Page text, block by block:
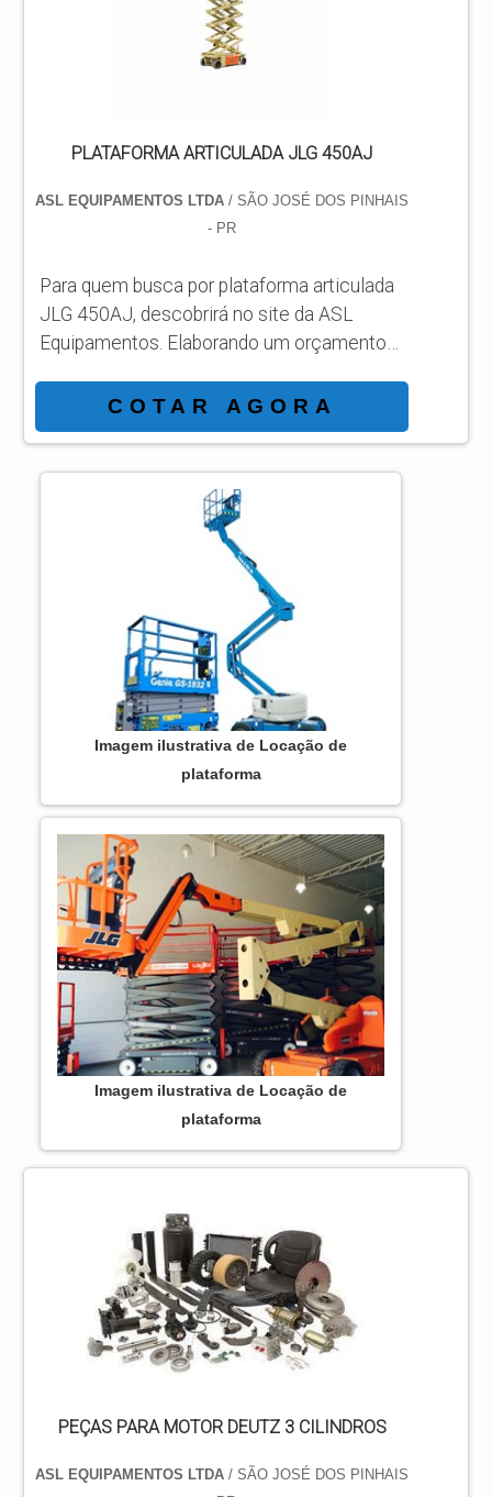
acha o site da ASL Equipamentos. Uma
empresa com alto know-how em
PLATAFORMA ARTICULADA JLG 450AJ
ASL EQUIPAMENTOS LTDA/ SÃO JOSÉ DOS PINHAIS
- PR
Para quem busca por plataforma articulada
JLG 450AJ, descobrirá no site da ASL
Equipamentos. Elaborando um orçamento
conhecendo a líder da área de atuação.
Quando a temática é plataforma articulada
atingirá eficiência com comprometimento
com os resultados dos clientes.
DIFERENCIAIS IMPORTANTES DE
PLATAFORMA ARTICULADA JLG 450AJ
Há muitas maneiras eficientes de...
COTAR AGORA
Imagem ilustrativa de Locação de
plataforma
Imagem ilustrativa de Locação de
plataforma
PEÇAS PARA MOTOR DEUTZ 3 CILINDROS
ASL EQUIPAMENTOS LTDA/ SÃO JOSÉ DOS PINHAIS